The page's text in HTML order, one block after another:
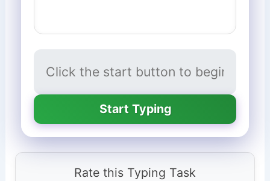
Start Typing
Rate this Typing Task